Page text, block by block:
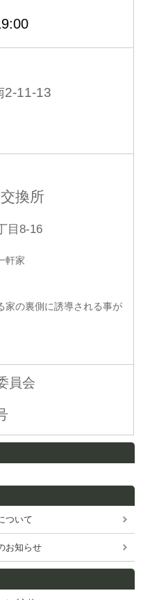
2-11-13
換所
目8-16
軒家
家の裏側に誘導される事が
員会
ついて
お知らせ